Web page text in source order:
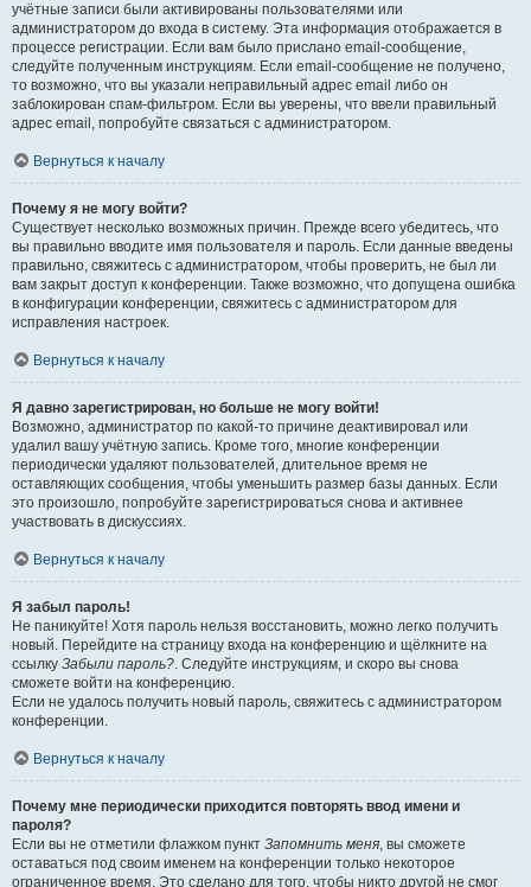
учётные записи были активированы пользователями или
администратором до входа в систему. Эта информация отображается в
процессе регистрации. Если вам было прислано email-сообщение,
следуйте полученным инструкциям. Если email-сообщение не получено,
то возможно, что вы указали неправильный адрес email либо он
заблокирован спам-фильтром. Если вы уверены, что ввели правильный
адрес email, попробуйте связаться с администратором.
Вернуться к началу
Почему я не могу войти?
Существует несколько возможных причин. Прежде всего убедитесь, что
вы правильно вводите имя пользователя и пароль. Если данные введены
правильно, свяжитесь с администратором, чтобы проверить, не был ли
вам закрыт доступ к конференции. Также возможно, что допущена ошибка
в конфигурации конференции, свяжитесь с администратором для
исправления настроек.
Вернуться к началу
Я давно зарегистрирован, но больше не могу войти!
Возможно, администратор по какой-то причине деактивировал или
удалил вашу учётную запись. Кроме того, многие конференции
периодически удаляют пользователей, длительное время не
оставляющих сообщения, чтобы уменьшить размер базы данных. Если
это произошло, попробуйте зарегистрироваться снова и активнее
участвовать в дискуссиях.
Вернуться к началу
Я забыл пароль!
Не паникуйте! Хотя пароль нельзя восстановить, можно легко получить
новый. Перейдите на страницу входа на конференцию и щёлкните на
ссылку Забыли пароль?. Следуйте инструкциям, и скоро вы снова
сможете войти на конференцию.
Если не удалось получить новый пароль, свяжитесь с администратором
конференции.
Вернуться к началу
Почему мне периодически приходится повторять ввод имени и
пароля?
Если вы не отметили флажком пункт Запомнить меня, вы сможете
оставаться под своим именем на конференции только некоторое
ограниченное время. Это сделано для того, чтобы никто другой не смог